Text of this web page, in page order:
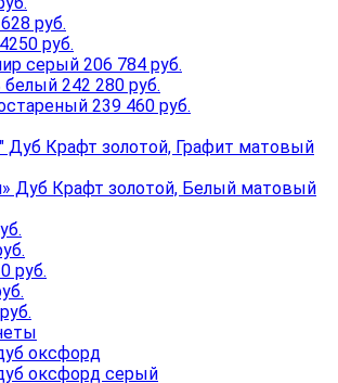
руб.
руб.
серый 206 784 руб.
белый 242 280 руб.
239 460 руб.
Дуб Крафт золотой, Графит матовый
Дуб Крафт золотой, Белый матовый
руб.
оксфорд
оксфорд серый